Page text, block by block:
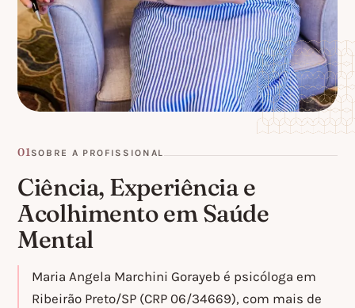
01SOBRE A PROFISSIONAL
Ciência, Experiência e
Acolhimento em Saúde
Mental
Maria Angela Marchini Gorayeb é psicóloga em
Ribeirão Preto/SP (CRP 06/34669), com mais de